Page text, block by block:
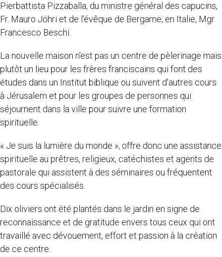
Pierbattista Pizzaballa, du ministre général des capucins,
Fr. Mauro Jöhri et de l'évêque de Bergame, en Italie, Mgr
Francesco Beschi.
La nouvelle maison n'est pas un centre de pèlerinage mais
plutôt un lieu pour les frères franciscains qui font des
études dans un Institut biblique ou suivent d'autres cours
à Jérusalem et pour les groupes de personnes qui
séjournent dans la ville pour suivre une formation
spirituelle.
« Je suis la lumière du monde », offre donc une assistance
spirituelle au prêtres, religieux, catéchistes et agents de
pastorale qui assistent à des séminaires ou fréquentent
des cours spécialisés.
Dix oliviers ont été plantés dans le jardin en signe de
reconnaissance et de gratitude envers tous ceux qui ont
travaillé avec dévouement, effort et passion à la création
de ce centre.